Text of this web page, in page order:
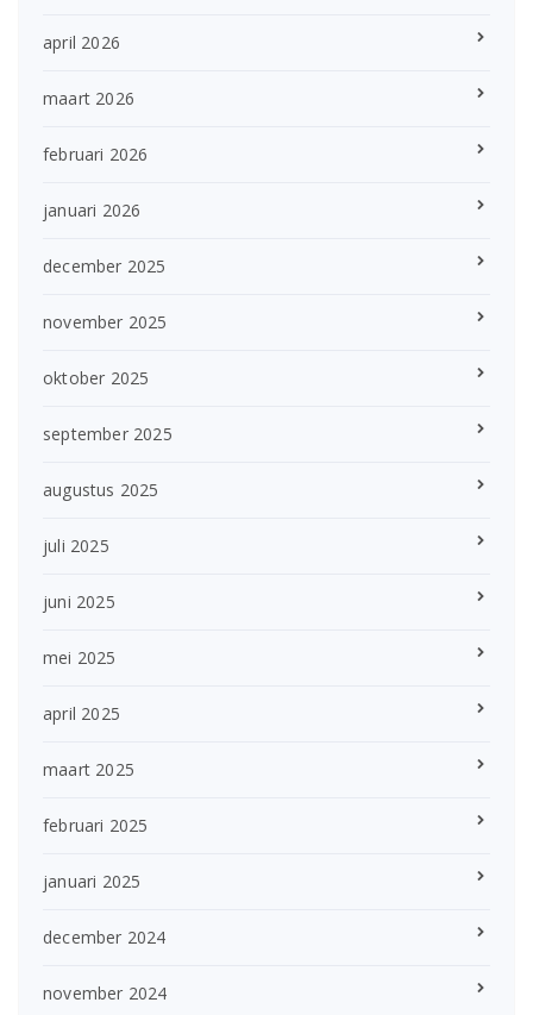
april 2026
maart 2026
februari 2026
januari 2026
december 2025
november 2025
oktober 2025
september 2025
augustus 2025
juli 2025
juni 2025
mei 2025
april 2025
maart 2025
februari 2025
januari 2025
december 2024
november 2024